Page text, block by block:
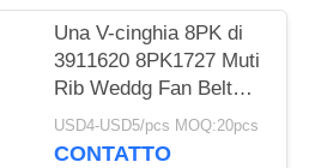
Una V-cinghia 8PK di
3911620 8PK1727 Muti
Rib Weddg Fan Belt
For Cummins Engine
USD4-USD5/pcs MOQ:20pcs
CONTATTO